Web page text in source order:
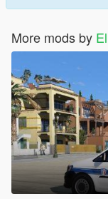
More mods by